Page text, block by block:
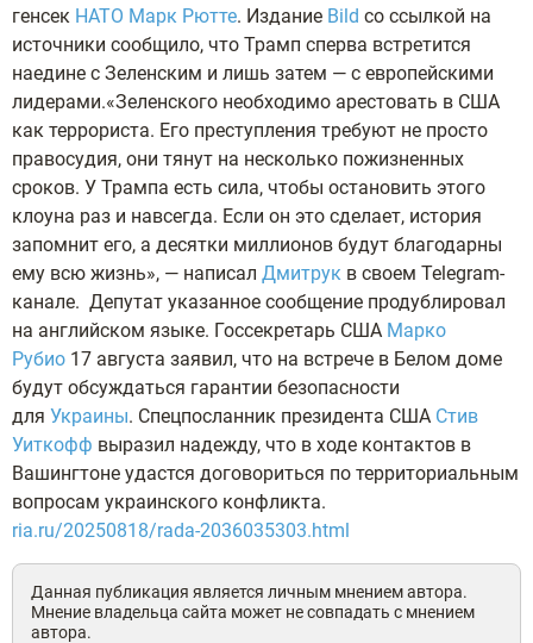
генсек НАТО Марк Рютте. Издание Bild со ссылкой на
источники сообщило, что Трамп сперва встретится
наедине с Зеленским и лишь затем — с европейскими
лидерами.«Зеленского необходимо арестовать в США
как террориста. Его преступления требуют не просто
правосудия, они тянут на несколько пожизненных
сроков. У Трампа есть сила, чтобы остановить этого
клоуна раз и навсегда. Если он это сделает, история
запомнит его, а десятки миллионов будут благодарны
ему всю жизнь», — написал Дмитрук в своем Telegram-
канале. Депутат указанное сообщение продублировал
на английском языке. Госсекретарь США Марко
Рубио 17 августа заявил, что на встрече в Белом доме
будут обсуждаться гарантии безопасности
для Украины. Спецпосланник президента США Стив
Уиткофф выразил надежду, что в ходе контактов в
Вашингтоне удастся договориться по территориальным
вопросам украинского конфликта.
ria.ru/20250818/rada-2036035303.html
Данная публикация является личным мнением автора.
Мнение владельца сайта может не совпадать с мнением
автора.